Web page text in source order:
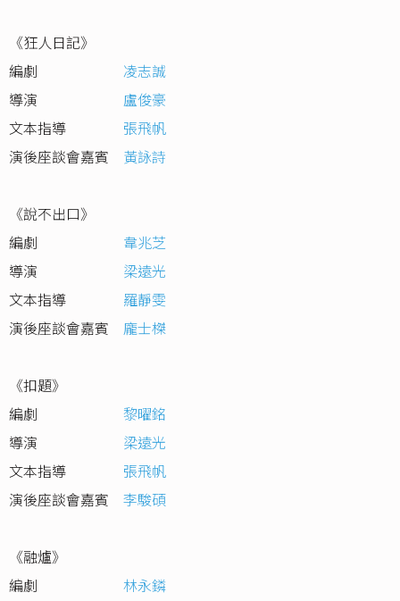
《狂人日記》
編劇
凌志誠
導演
盧俊豪
文本指導
張飛帆
演後座談會嘉賓
黃詠詩
《說不出口》
編劇
韋兆芝
導演
梁遠光
文本指導
羅靜雯
演後座談會嘉賓
龐士榤
《扣題》
編劇
黎曜銘
導演
梁遠光
文本指導
張飛帆
演後座談會嘉賓
李駿碩
《融爐》
編劇
林永鏻